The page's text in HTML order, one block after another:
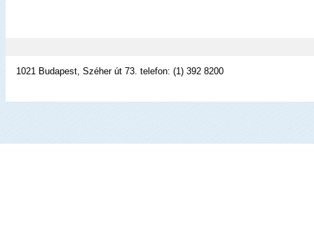
1021 Budapest, Széher út 73. telefon: (1) 392 8200